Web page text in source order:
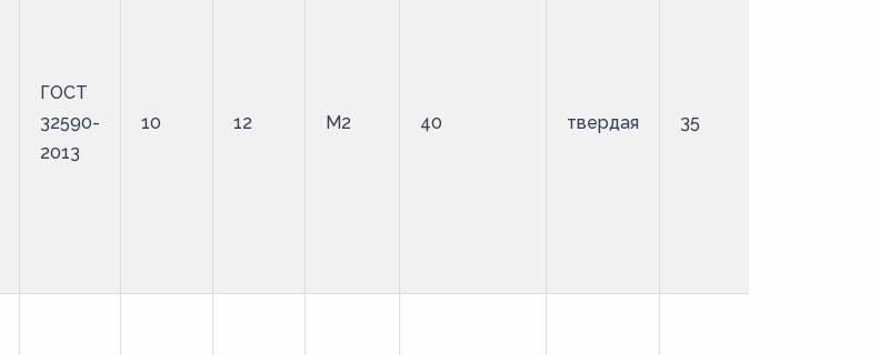
ГОСТ
32590-
2013
10 12 М2 40 твердая 35